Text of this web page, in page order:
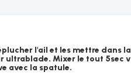
l'ail et les mettre dans
ultrablade. Mixer le tout 5sec
avec la spatule.